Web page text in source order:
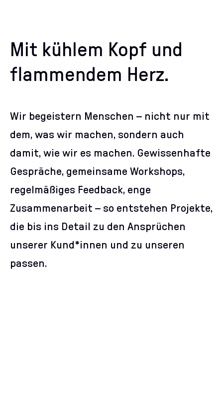
Mit kühlem Kopf und
flammendem Herz.
Wir begeistern Menschen – nicht nur mit
dem, was wir machen, sondern auch
damit, wie wir es machen. Gewissenhafte
Gespräche, gemeinsame Workshops,
regelmäßiges Feedback, enge
Zusammenarbeit – so entstehen Projekte,
die bis ins Detail zu den Ansprüchen
unserer Kund*innen und zu unseren
passen.